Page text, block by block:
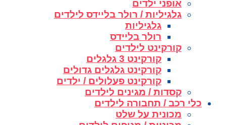
אופני ילדים
גלגיליות / רולר בליידס לילדים
גלגיליות
רולר בליידס
קורקינט לילדים
קורקינט 3 גלגלים
קורקינט גלגלים גדולים
קורקינט פעלולים / ילדים
קסדות / מגינים לילדים
כלי רכב / תחבורה לילדים
מכונית על שלט